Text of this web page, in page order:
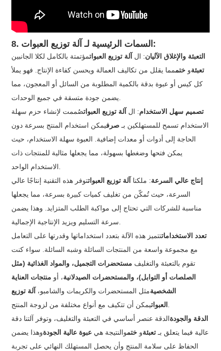
8. السمات الرئيسية لـ آلة توزيع العبوات :
التعبئة والإغلاق الآليان: ال آلة توزيع العبواتمؤتمتة بالكامل لكلا الجانبين
تعبئةوختممما يقلل من تكاليف العمالة ويحسن كفاءة الإنتاج. فهو يملأ
كل كيس أو عبوة بدقة بالكمية المطلوبة من السائل أو المعجون، مما
يضمن جودة متسقة في جميع الوحدات.
تصميم سهل الاستخدام: ال آلة توزيع العبواتصُممت لإنشاء حزم سهلة
الاستخدام تسمح للمستهلكين بـصرفيمكن استخدام المنتج بسرعة دون
الحاجة إلى أدوات أو معدات إضافية. العبوة سهلة الاستخدام، حيث
يمكن فتحها وضغطها بسهولة، مما يجعلها مثالية للمنتجات ذات
الاستخدام الواحد.
إنتاج عالي السرعة: ملكنا آلة توزيع العبواتتوفر هذه التقنية إنتاجًا عالي
السرعة، حيث تُمكّن من تغليف كميات كبيرة بسرعة، مما يجعلها
مناسبة للشركات التي تحتاج إلى مواكبة الطلب المتزايد. وهذا يضمن
سرعة التسليم ويزيد الإنتاجية الإجمالية.
تعدد الاستخداماتتتميز هذه الآلة بتعدد استخداماتها وقدرتها على التعامل
مع مجموعة واسعة من المنتجات السائلة وشبه السائلة. سواء كنت
تقوم بالتعبئة والتغليف مستحضرات التجميل، والمواد الغذائية (مثل
الصلصات أو التوابل)، والمستحضرات الصيدلانية، أو منتجات العناية
الشخصيةمثل المستحضرات والكريمات والشامبو، آلة توزيع
العبوات يمكن أن تتكيف مع أنواع مختلفة من لزوجة المنتج.
الدقة والجودةالدقة عنصر أساسي في التعبئة والتغليف، وتوفر آلتنا دقة
عالية فيما يتعلق بـتعبئةوختموالنتيجة هيعبوة عالية الجودةوهذا يضمن
الحفاظ على سلامة المنتج وأن يحصل المستهلك النهائي على تجربة